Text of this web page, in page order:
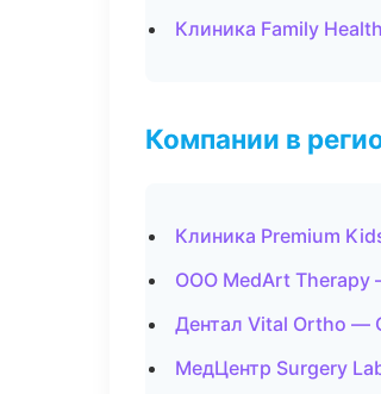
Клиника Family
Компании в
Клиника Premium
ООО MedArt Therapy
Дентал Vital Ortho —
МедЦентр Surgery